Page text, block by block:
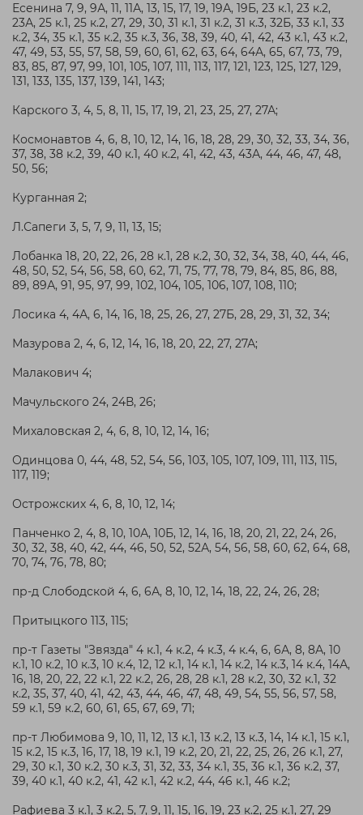
Есенина 7, 9, 9А, 11, 11А, 13, 15, 17, 19, 19А, 19Б, 23 к.1, 23 к.2,
23А, 25 к.1, 25 к.2, 27, 29, 30, 31 к.1, 31 к.2, 31 к.3, 32Б, 33 к.1, 33
к.2, 34, 35 к.1, 35 к.2, 35 к.3, 36, 38, 39, 40, 41, 42, 43 к.1, 43 к.2,
47, 49, 53, 55, 57, 58, 59, 60, 61, 62, 63, 64, 64А, 65, 67, 73, 79,
83, 85, 87, 97, 99, 101, 105, 107, 111, 113, 117, 121, 123, 125, 127, 129,
131, 133, 135, 137, 139, 141, 143;
Карского 3, 4, 5, 8, 11, 15, 17, 19, 21, 23, 25, 27, 27А;
Космонавтов 4, 6, 8, 10, 12, 14, 16, 18, 28, 29, 30, 32, 33, 34, 36,
37, 38, 38 к.2, 39, 40 к.1, 40 к.2, 41, 42, 43, 43А, 44, 46, 47, 48,
50, 56;
Курганная 2;
Л.Сапеги 3, 5, 7, 9, 11, 13, 15;
Лобанка 18, 20, 22, 26, 28 к.1, 28 к.2, 30, 32, 34, 38, 40, 44, 46,
48, 50, 52, 54, 56, 58, 60, 62, 71, 75, 77, 78, 79, 84, 85, 86, 88,
89, 89А, 91, 95, 97, 99, 102, 104, 105, 106, 107, 108, 110;
Лосика 4, 4А, 6, 14, 16, 18, 25, 26, 27, 27Б, 28, 29, 31, 32, 34;
Мазурова 2, 4, 6, 12, 14, 16, 18, 20, 22, 27, 27А;
Малакович 4;
Мачульского 24, 24В, 26;
Михаловская 2, 4, 6, 8, 10, 12, 14, 16;
Одинцова 0, 44, 48, 52, 54, 56, 103, 105, 107, 109, 111, 113, 115,
117, 119;
Острожских 4, 6, 8, 10, 12, 14;
Панченко 2, 4, 8, 10, 10А, 10Б, 12, 14, 16, 18, 20, 21, 22, 24, 26,
30, 32, 38, 40, 42, 44, 46, 50, 52, 52А, 54, 56, 58, 60, 62, 64, 68,
70, 74, 76, 78, 80;
пр-д Слободской 4, 6, 6А, 8, 10, 12, 14, 18, 22, 24, 26, 28;
Притыцкого 113, 115;
пр-т Газеты "Звязда" 4 к.1, 4 к.2, 4 к.3, 4 к.4, 6, 6А, 8, 8А, 10
к.1, 10 к.2, 10 к.3, 10 к.4, 12, 12 к.1, 14 к.1, 14 к.2, 14 к.3, 14 к.4, 14А,
16, 18, 20, 22, 22 к.1, 22 к.2, 26, 28, 28 к.1, 28 к.2, 30, 32 к.1, 32
к.2, 35, 37, 40, 41, 42, 43, 44, 46, 47, 48, 49, 54, 55, 56, 57, 58,
59 к.1, 59 к.2, 60, 61, 65, 67, 69, 71;
пр-т Любимова 9, 10, 11, 12, 13 к.1, 13 к.2, 13 к.3, 14, 14 к.1, 15 к.1,
15 к.2, 15 к.3, 16, 17, 18, 19 к.1, 19 к.2, 20, 21, 22, 25, 26, 26 к.1, 27,
29, 30 к.1, 30 к.2, 30 к.3, 31, 32, 33, 34 к.1, 35, 36 к.1, 36 к.2, 37,
39, 40 к.1, 40 к.2, 41, 42 к.1, 42 к.2, 44, 46 к.1, 46 к.2;
Рафиева 3 к.1, 3 к.2, 5, 7, 9, 11, 15, 16, 19, 23 к.2, 25 к.1, 27, 29